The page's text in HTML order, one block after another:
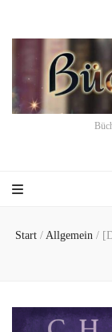
Start / Allgemein /